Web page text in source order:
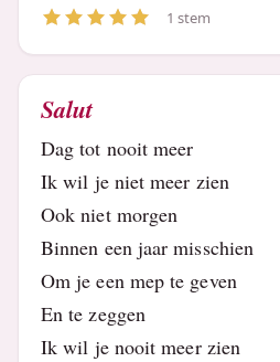
1 stem
Salut
Dag tot nooit meer
Ik wil je niet meer zien
Ook niet morgen
Binnen een jaar misschien
Om je een mep te geven
En te zeggen
Ik wil je nooit meer zien